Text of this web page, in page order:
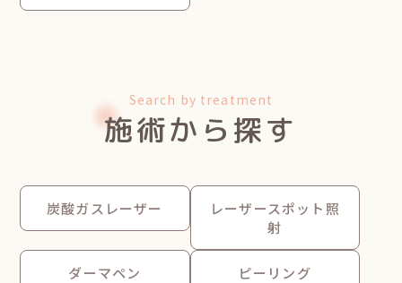
Search by treatment
施術から探す
炭酸ガスレーザー
レーザースポット照
射
ダーマペン ピーリング